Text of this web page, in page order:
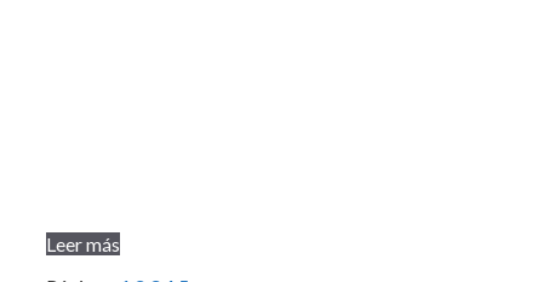
Leer más